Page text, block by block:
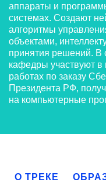
аппараты и
системах. Создают
алгоритмы
объектами,
принятия решений. В
кафедры участвуют в
работах по заказу
Президента РФ,
на компьютерные
О ТРЕКЕ